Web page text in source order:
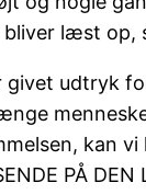
bliver læst
givet udtryk
kan
PÅ DEN